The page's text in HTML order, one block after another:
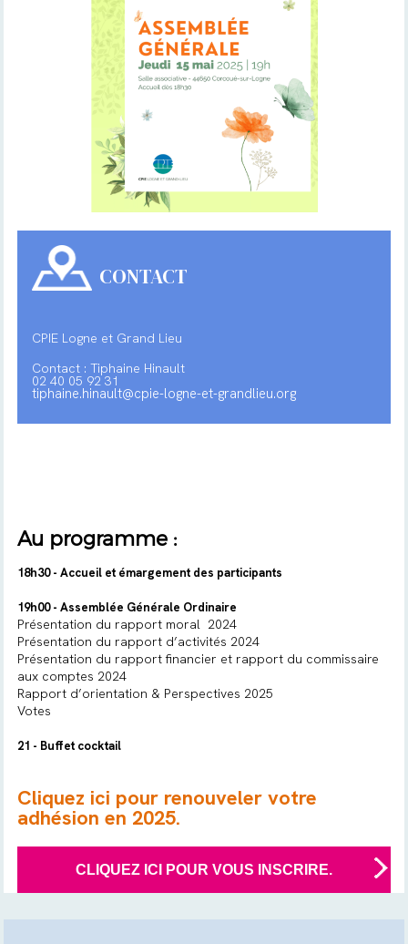
CONTACT
CPIE Logne et Grand Lieu
Contact : Tiphaine Hinault
02 40 05 92 31
tiphaine.hinault@cpie-logne-et-grandlieu.org
Au programme :
18h30 - Accueil et émargement des participants
19h00 - Assemblée Générale Ordinaire
Présentation du rapport moral 2024
Présentation du rapport d’activités 2024
Présentation du rapport financier et rapport du commissaire
aux comptes 2024
Rapport d’orientation & Perspectives 2025
Votes
21 - Buffet cocktail
Cliquez ici pour renouveler votre
adhésion en 2025.
CLIQUEZ ICI POUR VOUS INSCRIRE.